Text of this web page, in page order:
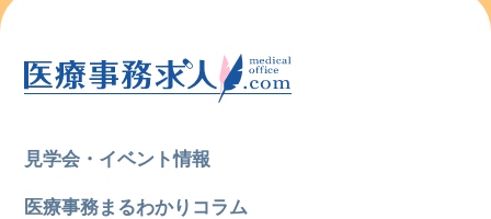
見学会・イベント情報
医療事務まるわかりコラム